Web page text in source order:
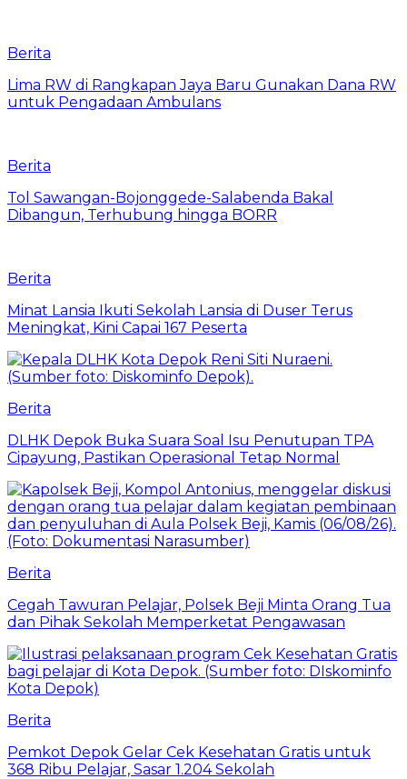
Berita
Lima RW di Rangkapan Jaya Baru Gunakan Dana RW
untuk Pengadaan Ambulans
Berita
Tol Sawangan-Bojonggede-Salabenda Bakal
Dibangun, Terhubung hingga BORR
Berita
Minat Lansia Ikuti Sekolah Lansia di Duser Terus
Meningkat, Kini Capai 167 Peserta
Berita
DLHK Depok Buka Suara Soal Isu Penutupan TPA
Cipayung, Pastikan Operasional Tetap Normal
Berita
Cegah Tawuran Pelajar, Polsek Beji Minta Orang Tua
dan Pihak Sekolah Memperketat Pengawasan
Berita
Pemkot Depok Gelar Cek Kesehatan Gratis untuk
368 Ribu Pelajar, Sasar 1.204 Sekolah